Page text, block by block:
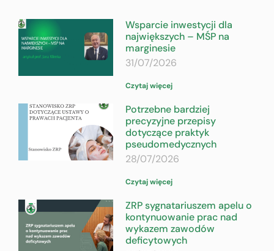
Wsparcie inwestycji dla
największych – MŚP na
marginesie
31/07/2026
Czytaj więcej
Potrzebne bardziej
precyzyjne przepisy
dotyczące praktyk
pseudomedycznych
28/07/2026
Czytaj więcej
ZRP sygnatariuszem apelu o
kontynuowanie prac nad
wykazem zawodów
deficytowych